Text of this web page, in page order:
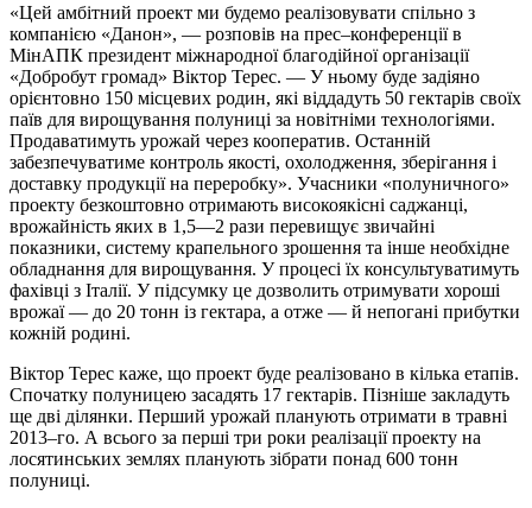
«Цей амбітний проект ми будемо реалізовувати спільно з
компанією «Данон», — розповів на прес–конференції в
МінАПК президент міжнародної благодійної організації
«Добробут громад» Віктор Терес. — У ньому буде задіяно
орієнтовно 150 місцевих родин, які віддадуть 50 гектарів своїх
паїв для вирощування полуниці за новітніми технологіями.
Продаватимуть урожай через кооператив. Останній
забезпечуватиме контроль якості, охолодження, зберігання і
доставку продукції на переробку». Учасники «полуничного»
проекту безкоштовно отримають високоякісні саджанці,
врожайність яких в 1,5—2 рази перевищує звичайні
показники, систему крапельного зрошення та інше необхідне
обладнання для вирощування. У процесі їх консультуватимуть
фахівці з Італії. У підсумку це дозволить отримувати хороші
врожаї — до 20 тонн iз гектара, а отже — й непогані прибутки
кожній родині.
Віктор Терес каже, що проект буде реалізовано в кілька етапів.
Спочатку полуницею засадять 17 гектарів. Пізніше закладуть
ще дві ділянки. Перший урожай планують отримати в травні
2013–го. А всього за перші три роки реалізації проекту на
лосятинських землях планують зібрати понад 600 тонн
полуниці.